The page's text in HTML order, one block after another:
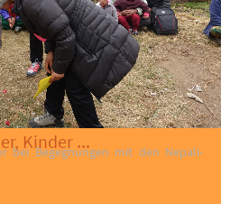
Kinder ...
bei Begegnungen mit den Nepali-